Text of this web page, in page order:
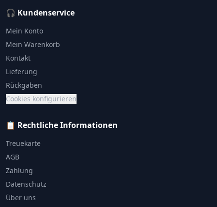
🎧 Kundenservice
Mein Konto
Mein Warenkorb
Kontakt
Lieferung
Rückgaben
Cookies konfigurieren
📋 Rechtliche Informationen
Treuekarte
AGB
Zahlung
Datenschutz
Über uns